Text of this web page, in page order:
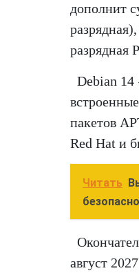
дополнит
разрядная
Debian 14
пакетов
Red Hat и
Читать
август